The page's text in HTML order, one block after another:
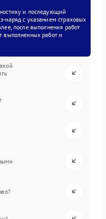
и последующий
наряд с указанием страховых
после выполнения работ
выполненных работ и